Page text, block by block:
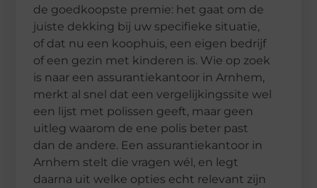
de goedkoopste premie: het gaat om de
juiste dekking bij uw specifieke situatie,
of dat nu een koophuis, een eigen bedrijf
of een gezin met kinderen is. Wie op zoek
is naar een assurantiekantoor in Arnhem,
merkt al snel dat een vergelijkingssite wel
een lijst met polissen geeft, maar geen
uitleg waarom de ene polis beter past
dan de andere. Een assurantiekantoor in
Arnhem stelt die vragen wél, en legt
daarna uit welke opties echt relevant zijn